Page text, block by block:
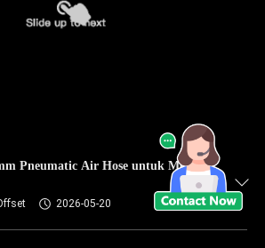
Pneumatic Air Hose untuk Mesin
2026-05-20